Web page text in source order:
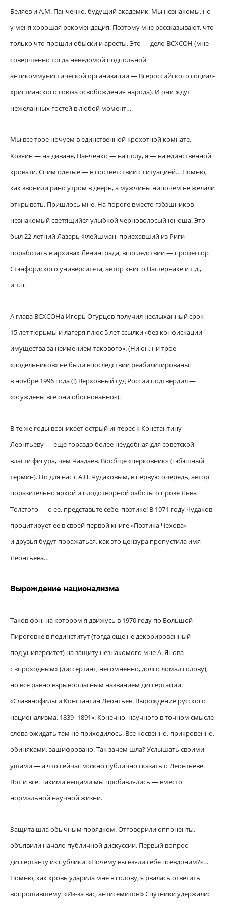
Беляев и А.М. Панченко, будущий академик. Мы незнакомы, но
у меня хорошая рекомендация. Поэтому мне рассказывают, что
только что прошли обыски и аресты. Это — дело ВСХСОН (мне
совершенно тогда неведомой подпольной
антикоммунистической организации — Всероссийского социал-
христианского союза освобождения народа). И они ждут
нежеланных гостей в любой момент…
Мы все трое ночуем в единственной крохотной комнате.
Хозяин — на диване, Панченко — на полу, я — на единственной
кровати. Спим одетые — в соответствии с ситуацией… Помню,
как звонили рано утром в дверь, а мужчины нипочем не желали
открывать. Пришлось мне. На пороге вместо гэбэшников —
незнакомый светящийся улыбкой черноволосый юноша. Это
был 22-летний Лазарь Флейшман, приехавший из Риги
поработать в архивах Ленинграда, впоследствии — профессор
Стэнфордского университета, автор книг о Пастернаке и т.д.,
и т.п.
А глава ВСХСОНа Игорь Огурцов получил неслыханный срок —
15 лет тюрьмы и лагеря плюс 5 лет ссылки «без конфискации
имущества за неимением такового». (Ни он, ни трое
«подельников» не были впоследствии реабилитированы:
в ноябре 1996 года (!) Верховный суд России подтвердил —
«осуждены все они обоснованно»).
В те же годы возникает острый интерес к Константину
Леонтьеву — еще гораздо более неудобная для советской
власти фигура, чем Чаадаев. Вообще «церковник» (гэбэшный
термин). Но для нас с А.П. Чудаковым, в первую очередь, автор
поразительно яркой и плодотворной работы о прозе Льва
Толстого — о ее, представьте себе, поэтике! В 1971 году Чудаков
процитирует ее в своей первой книге «Поэтика Чехова» —
и друзья будут поражаться, как это цензура пропустила имя
Леонтьева…
Вырождение национализма
Таков фон, на котором я движусь в 1970 году по Большой
Пироговке в пединститут (тогда еще не декорированный
под университет) на защиту незнакомого мне А. Янова —
с «проходным» (диссертант, несомненно, долго ломал голову),
но все равно взрывоопасным названием диссертации:
«Славянофилы и Константин Леонтьев. Вырождение русского
национализма. 1839–1891». Конечно, научного в точном смысле
слова ожидать там не приходилось. Все косвенно, прикровенно,
обиняками, зашифровано. Так зачем шла? Услышать своими
ушами — а что сейчас можно публично сказать о Леонтьеве.
Вот и все. Такими вещами мы пробавлялись — вместо
нормальной научной жизни.
Защита шла обычным порядком. Отговорили оппоненты,
объявили начало публичной дискуссии. Первый вопрос
диссертанту из публики: «Почему вы взяли себе псевдоним?»…
Помню, как кровь ударила мне в голову, я рвалась ответить
вопрошавшему: «Из-за вас, антисемитов!» Спутники удержали: